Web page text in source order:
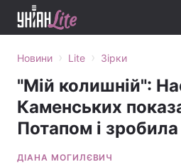
Новини › Lite › Зірки
"Мій колишній":
Каменських
Потапом і
ДІАНА МОГИЛЄВИЧ